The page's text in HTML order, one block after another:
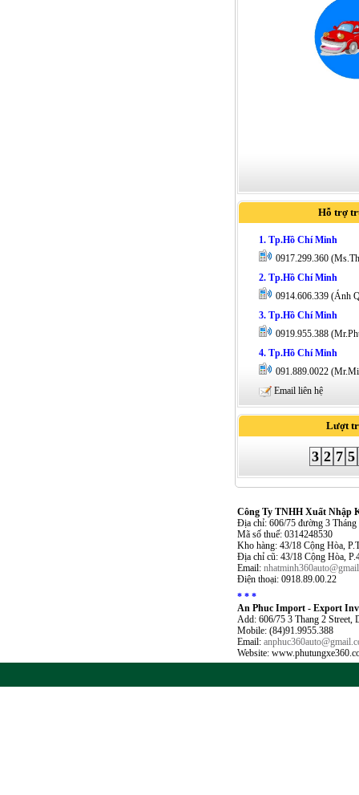
Hỗ trợ
1. Tp.Hồ Chí Minh
0917.299.360
2. Tp.Hồ Chí Minh
0914.606.339 (Ánh
3. Tp.Hồ Chí Minh
0919.955.388
4. Tp.Hồ Chí Minh
091.889.0022
Email liên hệ
Lượt
3 2 7 5
Công Ty TNHH Xuất Nhập
Địa chỉ: 606/75 đường 3
Mã số thuế: 0314248530
Kho hàng: 43/18 Cộng Hòa,
Địa chỉ cũ: 43/18 Cộng Hòa,
Email:
Điện thoại: 0918.89.00.22
* * *
An Phuc Import - Export
Add: 606/75 3 Thang 2 Street,
Mobile: (84)91.9955.388
Email:
Website: